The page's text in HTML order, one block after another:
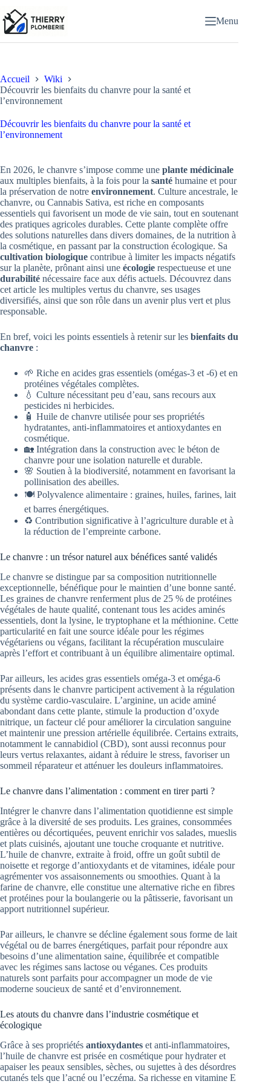
au
contenu
Menu
Accueil
Wiki
Découvrir les bienfaits du chanvre pour la santé et
l’environnement
Découvrir les bienfaits du chanvre pour la santé et
l’environnement
En 2026, le chanvre s’impose comme une plante médicinale
aux multiples bienfaits, à la fois pour la santé humaine et pour
la préservation de notre environnement. Culture ancestrale, le
chanvre, ou Cannabis Sativa, est riche en composants
essentiels qui favorisent un mode de vie sain, tout en soutenant
des pratiques agricoles durables. Cette plante complète offre
des solutions naturelles dans divers domaines, de la nutrition à
la cosmétique, en passant par la construction écologique. Sa
cultivation biologique contribue à limiter les impacts négatifs
sur la planète, prônant ainsi une écologie respectueuse et une
durabilité nécessaire face aux défis actuels. Découvrez dans
cet article les multiples vertus du chanvre, ses usages
diversifiés, ainsi que son rôle dans un avenir plus vert et plus
responsable.
En bref, voici les points essentiels à retenir sur les bienfaits du
chanvre :
🌱 Riche en acides gras essentiels (omégas-3 et -6) et en
protéines végétales complètes.
💧 Culture nécessitant peu d’eau, sans recours aux
pesticides ni herbicides.
🧴 Huile de chanvre utilisée pour ses propriétés
hydratantes, anti-inflammatoires et antioxydantes en
cosmétique.
🏡 Intégration dans la construction avec le béton de
chanvre pour une isolation naturelle et durable.
🌸 Soutien à la biodiversité, notamment en favorisant la
pollinisation des abeilles.
🍽️ Polyvalence alimentaire : graines, huiles, farines, lait
et barres énergétiques.
♻️ Contribution significative à l’agriculture durable et à
la réduction de l’empreinte carbone.
Le chanvre : un trésor naturel aux bénéfices santé validés
Le chanvre se distingue par sa composition nutritionnelle
exceptionnelle, bénéfique pour le maintien d’une bonne santé.
Les graines de chanvre renferment plus de 25 % de protéines
végétales de haute qualité, contenant tous les acides aminés
essentiels, dont la lysine, le tryptophane et la méthionine. Cette
particularité en fait une source idéale pour les régimes
végétariens ou végans, facilitant la récupération musculaire
après l’effort et contribuant à un équilibre alimentaire optimal.
Par ailleurs, les acides gras essentiels oméga-3 et oméga-6
présents dans le chanvre participent activement à la régulation
du système cardio-vasculaire. L’arginine, un acide aminé
abondant dans cette plante, stimule la production d’oxyde
nitrique, un facteur clé pour améliorer la circulation sanguine
et maintenir une pression artérielle équilibrée. Certains extraits,
notamment le cannabidiol (CBD), sont aussi reconnus pour
leurs vertus relaxantes, aidant à réduire le stress, favoriser un
sommeil réparateur et atténuer les douleurs inflammatoires.
Le chanvre dans l’alimentation : comment en tirer parti ?
Intégrer le chanvre dans l’alimentation quotidienne est simple
grâce à la diversité de ses produits. Les graines, consommées
entières ou décortiquées, peuvent enrichir vos salades, mueslis
et plats cuisinés, ajoutant une touche croquante et nutritive.
L’huile de chanvre, extraite à froid, offre un goût subtil de
noisette et regorge d’antioxydants et de vitamines, idéale pour
agrémenter vos assaisonnements ou smoothies. Quant à la
farine de chanvre, elle constitue une alternative riche en fibres
et protéines pour la boulangerie ou la pâtisserie, favorisant un
apport nutritionnel supérieur.
Par ailleurs, le chanvre se décline également sous forme de lait
végétal ou de barres énergétiques, parfait pour répondre aux
besoins d’une alimentation saine, équilibrée et compatible
avec les régimes sans lactose ou véganes. Ces produits
naturels sont parfaits pour accompagner un mode de vie
moderne soucieux de santé et d’environnement.
Les atouts du chanvre dans l’industrie cosmétique et
écologique
Grâce à ses propriétés antioxydantes et anti-inflammatoires,
l’huile de chanvre est prisée en cosmétique pour hydrater et
apaiser les peaux sensibles, sèches, ou sujettes à des désordres
cutanés tels que l’acné ou l’eczéma. Sa richesse en vitamine E